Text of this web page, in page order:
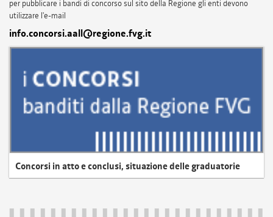
per pubblicare i bandi di concorso sul sito della Regione gli enti devono
utilizzare l'e-mail
info.concorsi.aall@regione.fvg.it
Concorsi in atto e conclusi, situazione delle graduatorie